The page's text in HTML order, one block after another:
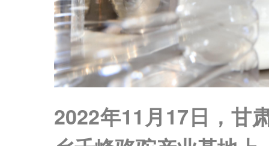
2022年11月17日，甘